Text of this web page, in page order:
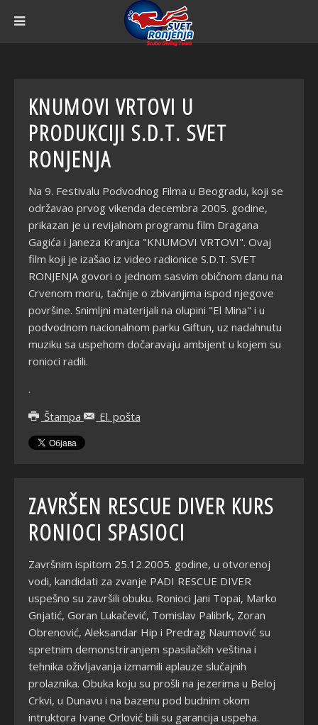
KNUMOVI VRTOVI U
PRODUKCIJI S.D.T. SVET
RONJENJA
Na 9. Festivalu Podvodnog Filma u Beogradu, koji se
održavao prvog vikenda decembra 2005. godine,
prikazan je u revijalnom programu film Dragana
Gagića i Janeza Kranjca "KNUMOVI VRTOVI". Ovaj
film koji je izašao iz video radionice S.D.T. SVET
RONJENJA govori o jednom sasvim običnom danu na
Crvenom moru, tačnije o zbivanjima ispod njegove
površine. Snimljni materijali na olupini "El Mina" i u
podvodnom nacionalnom parku Giftun, uz nadahnutu
muziku sa uspehom dočaravaju ambijent u kojem su
ronioci radili.
.
Štampa
El. pošta
ZAVRŠEN RESCUE DIVER KURS
RONIOCI SPASIOCI
Završnim ispitom 25.12.2005. godine, u otvorenoj
vodi, kandidati za zvanje PADI RESCUE DIVER
uspešno su završili obuku. Ronioci Jani Topai, Marko
Gnjatić, Goran Lukačević, Tomislav Palibrk, Zoran
Obrenović, Aleksandar Hip i Predrag Naumović su
spretnim demonstriranjem spasilačkih veština i
tehnika oživljavanja izmamili aplauze slučajnih
prolaznika. Obuka koju su prošli na jezerima u Beloj
Crkvi, u Dunavu i na bazenu pod budnim okom
intruktora Ivane Orlović bili su garancija uspeha.